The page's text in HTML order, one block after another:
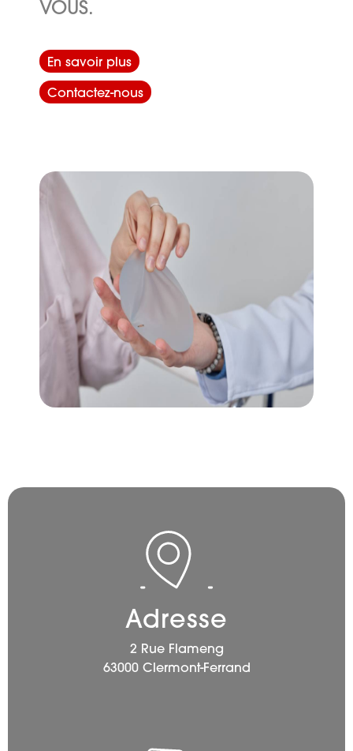
VOUS.
En savoir plus
Contactez-nous
Adresse
2 Rue Flameng
63000 Clermont-Ferrand